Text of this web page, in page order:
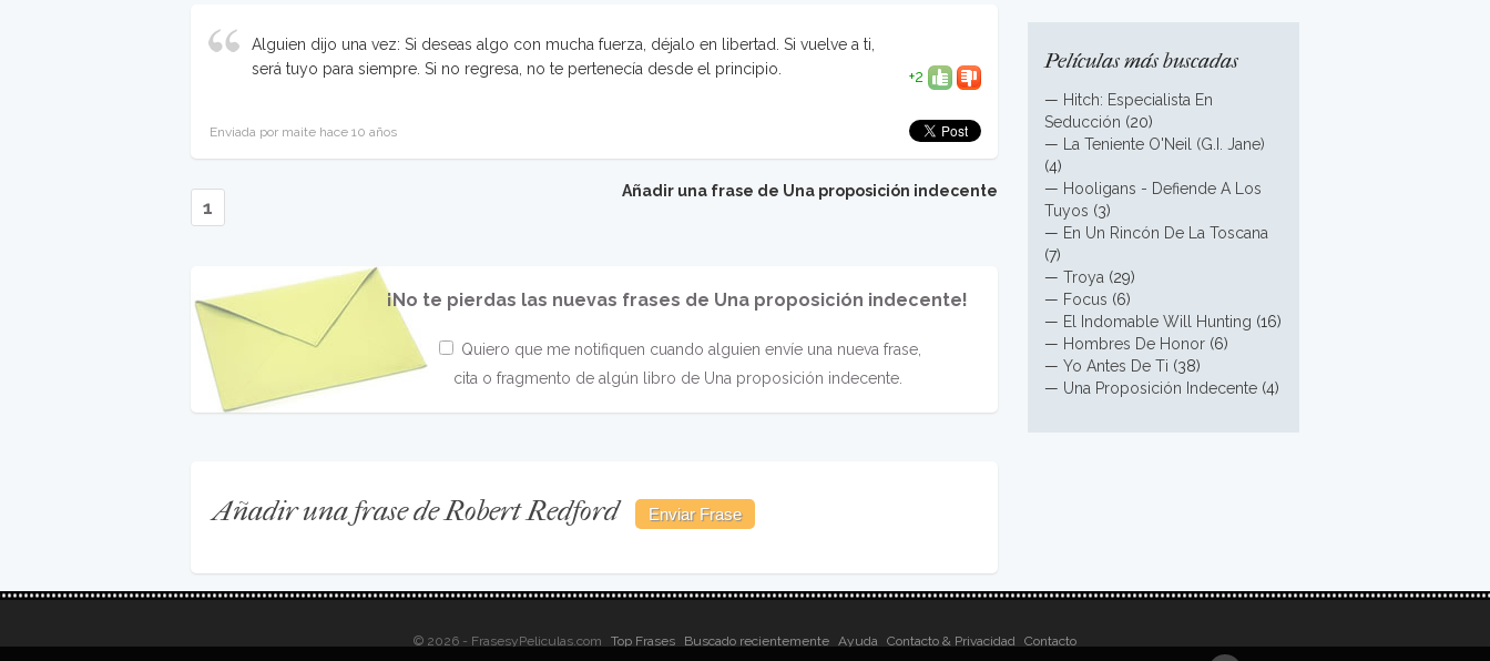
Alguien dijo una vez: Si deseas algo con mucha fuerza, déjalo en libertad. Si vuelve a ti,
será tuyo para siempre. Si no regresa, no te pertenecía desde el principio.
+2
Enviada por maite hace 10 años
Añadir una frase de Una proposición indecente
1
¡No te pierdas las nuevas frases de Una proposición indecente!
Quiero que me notifiquen cuando alguien envíe una nueva frase,
cita o fragmento de algún libro de Una proposición indecente.
Añadir una frase de Robert Redford
Películas más buscadas
— Hitch: Especialista En
Seducción (20)
—
La Teniente O'Neil (G.I. Jane)
(4)
— Hooligans - Defiende A Los
Tuyos (3)
— En Un Rincón De La Toscana
(7)
— Troya (29)
— Focus (6)
— El Indomable Will Hunting (16)
— Hombres De Honor (6)
— Yo Antes De Ti (38)
— Una Proposición Indecente (4)
© 2026 - FrasesyPeliculas.com Top Frases Buscado recientemente Ayuda Contacto & Privacidad Contacto